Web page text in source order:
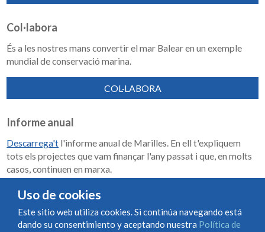
Col·labora
És a les nostres mans convertir el mar Balear en un exemple
mundial de conservació marina.
COL·LABORA
Informe anual
Descarrega't l'informe anual de Marilles. En ell t'expliquem
tots els projectes que vam finançar l'any passat i que, en molts
casos, continuen en marxa.
Memoria de impacto 2018-2023
Uso de cookies
Este sitio web utiliza cookies. Si continúa navegando está
dando su consentimiento y aceptando nuestra Política de